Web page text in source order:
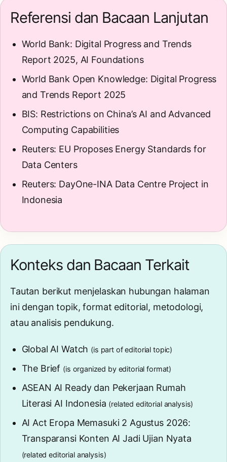
Referensi dan Bacaan Lanjutan
World Bank: Digital Progress and Trends
Report 2025, AI Foundations
World Bank Open Knowledge: Digital Progress
and Trends Report 2025
BIS: Restrictions on China’s AI and Advanced
Computing Capabilities
Reuters: EU Proposes Energy Standards for
Data Centers
Reuters: DayOne-INA Data Centre Project in
Indonesia
Konteks dan Bacaan Terkait
Tautan berikut menjelaskan hubungan halaman
ini dengan topik, format editorial, metodologi,
atau analisis pendukung.
Global AI Watch (is part of editorial topic)
The Brief (is organized by editorial format)
ASEAN AI Ready dan Pekerjaan Rumah
Literasi AI Indonesia (related editorial analysis)
AI Act Eropa Memasuki 2 Agustus 2026:
Transparansi Konten AI Jadi Ujian Nyata
(related editorial analysis)